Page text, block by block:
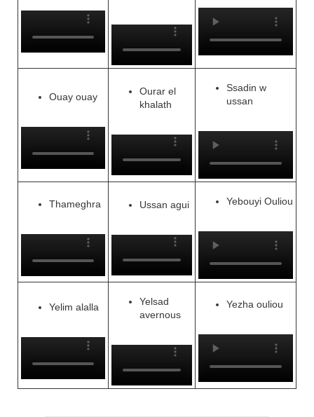
Ouay ouay
Ourar el
khalath
Ssadin w
ussan
Thameghra Ussan agui Yebouyi Ouliou
Yelim alalla
Yelsad
avernous
Yezha ouliou